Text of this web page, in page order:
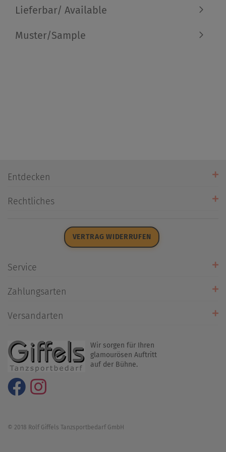
Lieferbar/ Available
Muster/Sample
Entdecken
Öffnungszeiten
Rechtliches
VERTRAG WIDERRUFEN
Service
Rückrufservice
Umtausch/Rücksendung
Zahlungsarten
Versandarten
Wir sorgen für Ihren
glamourösen Auftritt
auf der Bühne.
© 2018 Rolf Giffels Tanzsportbedarf GmbH